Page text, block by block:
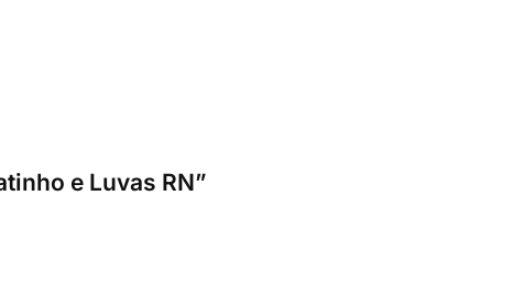
e Luvas RN”